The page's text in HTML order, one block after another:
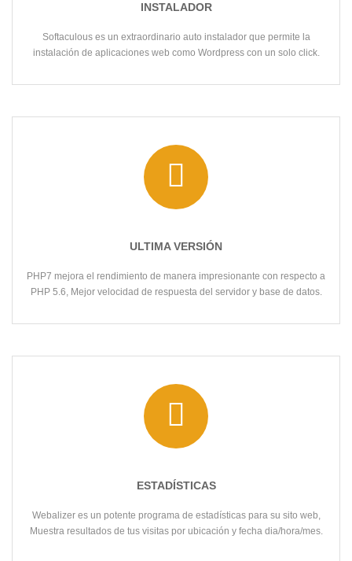
INSTALADOR
Softaculous es un extraordinario auto instalador que permite la
instalación de aplicaciones web como Wordpress con un solo click.
ULTIMA VERSIÓN
PHP7 mejora el rendimiento de manera impresionante con respecto a
PHP 5.6, Mejor velocidad de respuesta del servidor y base de datos.
ESTADÍSTICAS
Webalizer es un potente programa de estadísticas para su sito web,
Muestra resultados de tus visitas por ubicación y fecha dia/hora/mes.